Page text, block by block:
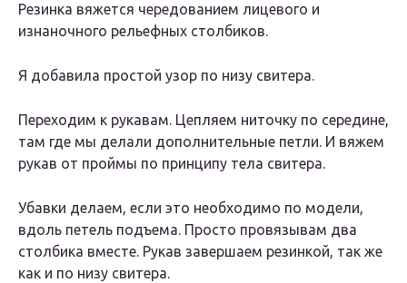
Резинка вяжется чередованием лицевого и
изнаночного рельефных столбиков.
Я добавила простой узор по низу свитера.
Переходим к рукавам. Цепляем ниточку по середине,
там где мы делали дополнительные петли. И вяжем
рукав от проймы по принципу тела свитера.
Убавки делаем, если это необходимо по модели,
вдоль петель подъема. Просто провязывам два
столбика вместе. Рукав завершаем резинкой, так же
как и по низу свитера.